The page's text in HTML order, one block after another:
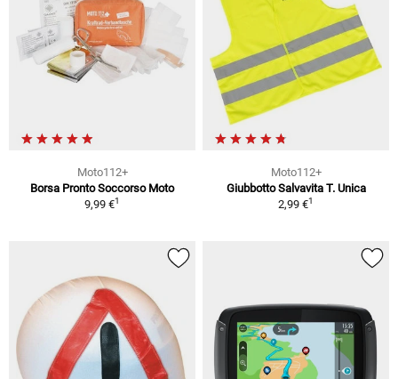
Moto112+
Borsa Pronto Soccorso Moto
9,99 €1
Moto112+
Giubbotto Salvavita T. Unica
2,99 €1